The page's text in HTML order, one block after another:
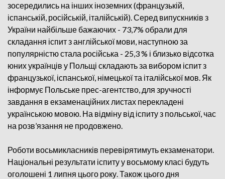
зосередились на інших іноземних (французькій,
іспанській, російській, італійській). Серед випускників з
України найбільше бажаючих - 73,7% обрали для
складання іспит з англійської мови, наступною за
популярністю стала російська - 25,3 % і близько відсотка
юних українців у Польщі складають за вибором іспит з
французької, іспанської, німецької та італійської мов. Як
інформує Польське прес-агентство, для зручності
завдання в екзаменаційних листах перекладені
українською мовою. На відміну від іспиту з польської, час
на розв’язання не продовжено.
Роботи восьмикласників перевірятимуть екзаменатори.
Національні результати іспиту у восьмому класі будуть
оголошені 1 липня цього року. Також цього дня